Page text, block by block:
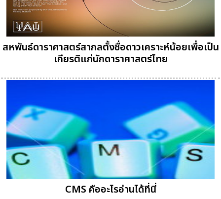
สหพันธ์ดาราศาสตร์สากลตั้งชื่อดาวเคราะห์น้อยเพื่อเป็น
เกียรติแก่นักดาราศาสตร์ไทย
CMS คืออะไรอ่านได้ที่นี่